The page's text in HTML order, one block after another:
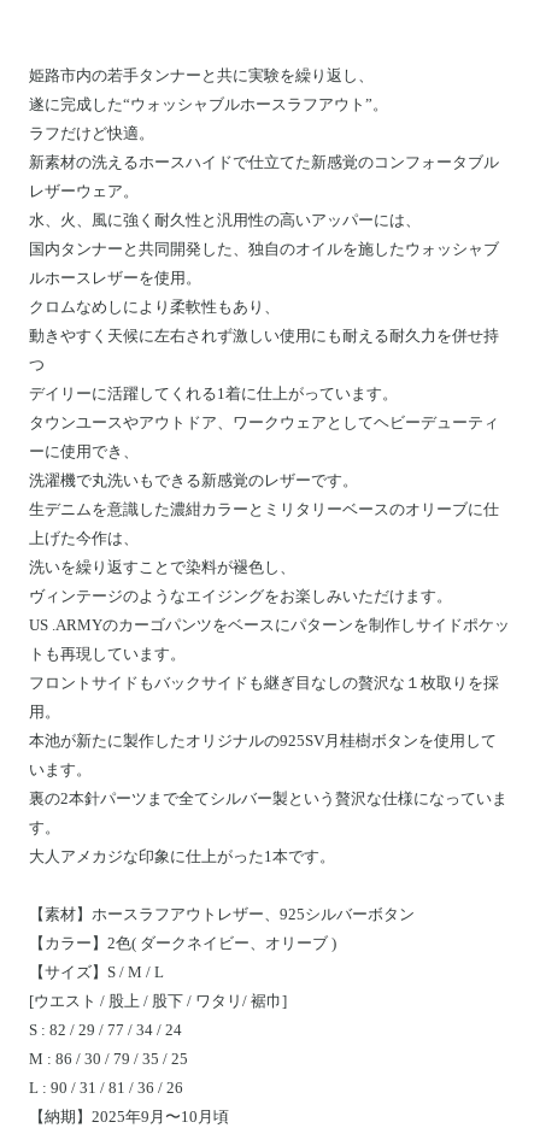
姫路市内の若手タンナーと共に実験を繰り返し、
遂に完成した“ウォッシャブルホースラフアウト”。
ラフだけど快適。
新素材の洗えるホースハイドで仕立てた新感覚のコンフォータブル
レザーウェア。
水、火、風に強く耐久性と汎用性の高いアッパーには、
国内タンナーと共同開発した、独自のオイルを施したウォッシャブ
ルホースレザーを使用。
クロムなめしにより柔軟性もあり、
動きやすく天候に左右されず激しい使用にも耐える耐久力を併せ持
つ
デイリーに活躍してくれる1着に仕上がっています。
タウンユースやアウトドア、ワークウェアとしてヘビーデューティ
ーに使用でき、
洗濯機で丸洗いもできる新感覚のレザーです。
生デニムを意識した濃紺カラーとミリタリーベースのオリーブに仕
上げた今作は、
洗いを繰り返すことで染料が褪色し、
ヴィンテージのようなエイジングをお楽しみいただけます。
US .ARMYのカーゴパンツをベースにパターンを制作しサイドポケッ
トも再現しています。
フロントサイドもバックサイドも継ぎ目なしの贅沢な１枚取りを採
用。
本池が新たに製作したオリジナルの925SV月桂樹ボタンを使用して
います。
裏の2本針パーツまで全てシルバー製という贅沢な仕様になっていま
す。
大人アメカジな印象に仕上がった1本です。
【素材】ホースラフアウトレザー、925シルバーボタン
【カラー】2色( ダークネイビー、オリーブ )
【サイズ】S / M / L
[ウエスト / 股上 / 股下 / ワタリ/ 裾巾]
S : 82 / 29 / 77 / 34 / 24
M : 86 / 30 / 79 / 35 / 25
L : 90 / 31 / 81 / 36 / 26
【納期】2025年9月〜10月頃